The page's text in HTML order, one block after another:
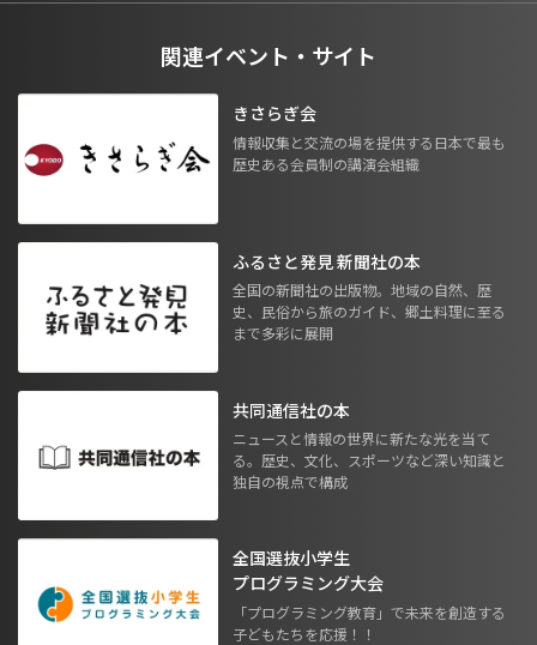
関連イベント・サイト
きさらぎ会
情報収集と交流の場を提供する日本で最も
歴史ある会員制の講演会組織
ふるさと発見 新聞社の本
全国の新聞社の出版物。地域の自然、歴
史、民俗から旅のガイド、郷土料理に至る
まで多彩に展開
共同通信社の本
ニュースと情報の世界に新たな光を当て
る。歴史、文化、スポーツなど深い知識と
独自の視点で構成
全国選抜小学生
プログラミング大会
「プログラミング教育」で未来を創造する
子どもたちを応援！！